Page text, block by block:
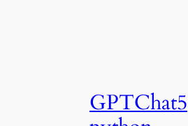
GPTChat5